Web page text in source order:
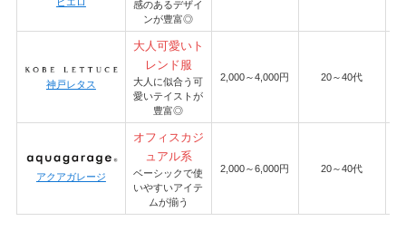
感のあるデザイ
ンが豊富◎
神戸レタス
大人可愛いト
レンド服
大人に似合う可
愛いテイストが
豊富◎
2,000～4,000円 20～40代
アクアガレージ
オフィスカジ
ュアル系
ベーシックで使
いやすいアイテ
ムが揃う
2,000～6,000円 20～40代